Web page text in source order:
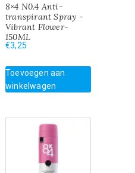
8×4 N0.4 Anti-
transpirant Spray -
Vibrant Flower-
150ML
€3,25
Toevoegen aan
winkelwagen